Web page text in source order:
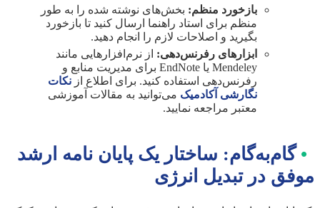
بازخورد منظم: بخش‌های نوشته شده را به طور
منظم برای استاد راهنما ارسال کنید تا بازخورد
بگیرید و اصلاحات لازم را انجام دهید.
ابزارهای رفرنس‌دهی: از نرم‌افزارهایی مانند
Mendeley یا EndNote برای مدیریت منابع و
رفرنس‌دهی استفاده کنید. برای اطلاع از نکات
نگارشی آکادمیک می‌توانید به مقالات آموزشی
معتبر مراجعه نمایید.
• گام‌به‌گام: ساختار یک پایان نامه ارشد
موفق در تبدیل انرژی